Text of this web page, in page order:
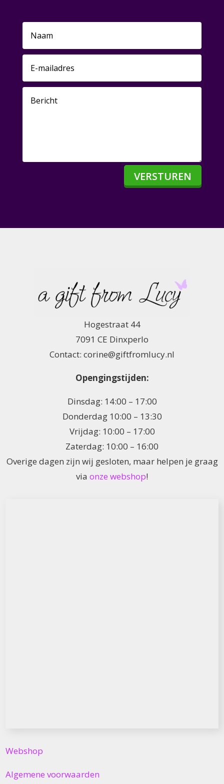
VERSTUREN
Hogestraat 44
7091 CE Dinxperlo
Contact: corine@giftfromlucy.nl
Opengingstijden:
Dinsdag: 14:00 – 17:00
Donderdag 10:00 – 13:30
Vrijdag: 10:00 – 17:00
Zaterdag: 10:00 – 16:00
Overige dagen zijn wij gesloten, maar helpen je graag
via onze webshop!
Webshop
Algemene voorwaarden